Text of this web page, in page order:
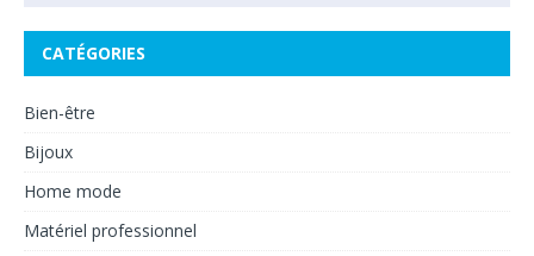
CATÉGORIES
Bien-être
Bijoux
Home mode
Matériel professionnel